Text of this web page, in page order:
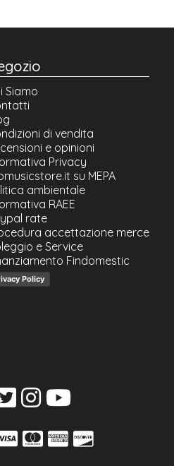
Siamo
di vendita
e opinioni
Privacy
su MEPA
ambientale
RAEE
rate
accettazione merce
e Service
Findomestic
Policy